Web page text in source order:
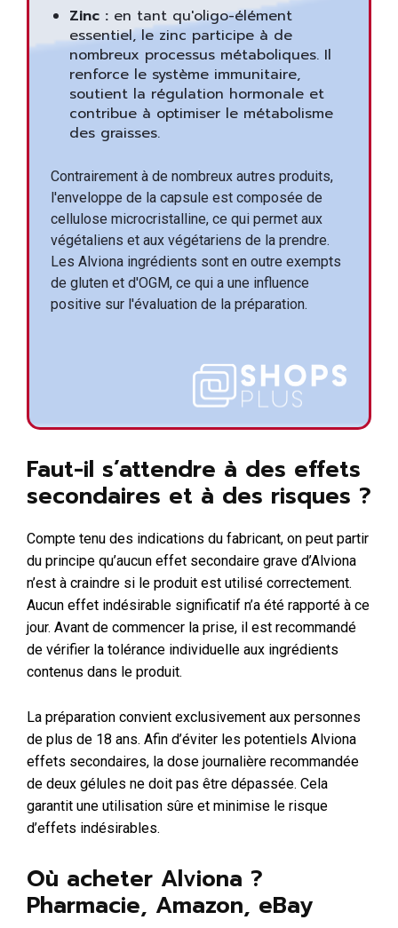
Zinc : en tant qu'oligo-élément
essentiel, le zinc participe à de
nombreux processus métaboliques. Il
renforce le système immunitaire,
soutient la régulation hormonale et
contribue à optimiser le métabolisme
des graisses.
Contrairement à de nombreux autres produits,
l'enveloppe de la capsule est composée de
cellulose microcristalline, ce qui permet aux
végétaliens et aux végétariens de la prendre.
Les Alviona ingrédients sont en outre exempts
de gluten et d'OGM, ce qui a une influence
positive sur l'évaluation de la préparation.
Faut-il s’attendre à des effets
secondaires et à des risques ?
Compte tenu des indications du fabricant, on peut partir
du principe qu’aucun effet secondaire grave d’Alviona
n’est à craindre si le produit est utilisé correctement.
Aucun effet indésirable significatif n’a été rapporté à ce
jour. Avant de commencer la prise, il est recommandé
de vérifier la tolérance individuelle aux ingrédients
contenus dans le produit.
La préparation convient exclusivement aux personnes
de plus de 18 ans. Afin d’éviter les potentiels Alviona
effets secondaires, la dose journalière recommandée
de deux gélules ne doit pas être dépassée. Cela
garantit une utilisation sûre et minimise le risque
d’effets indésirables.
Où acheter Alviona ?
Pharmacie, Amazon, eBay